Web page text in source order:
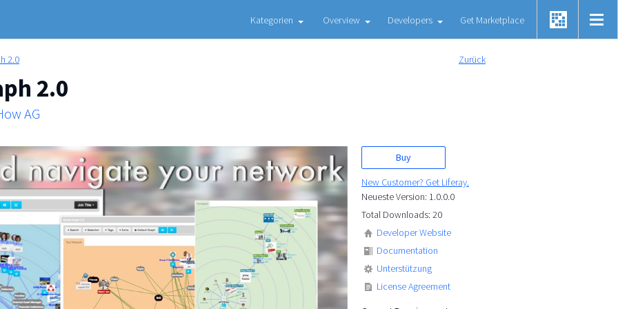
Kategorien Overview Developers Get Marketplace
2.0 Zurück
2.0
AG
Buy
New Customer? Get Liferay.
Neueste Version: 1.0.0.0
Total Downloads: 20
Developer Website
Documentation
Unterstützung
License Agreement